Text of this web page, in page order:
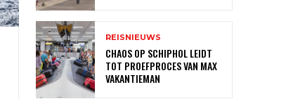
REISNIEUWS
CHAOS OP SCHIPHOL LEIDT
TOT PROEFPROCES VAN MAX
VAKANTIEMAN